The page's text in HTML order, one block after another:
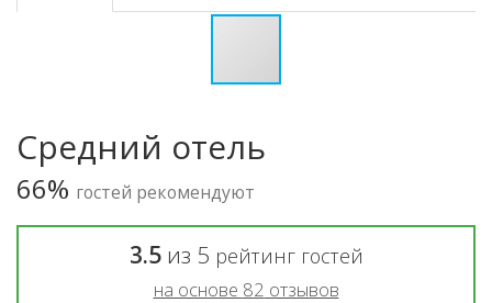
Средний отель
66% гостей рекомендуют
3.5из 5 рейтинг гостей
на основе 82 отзывов